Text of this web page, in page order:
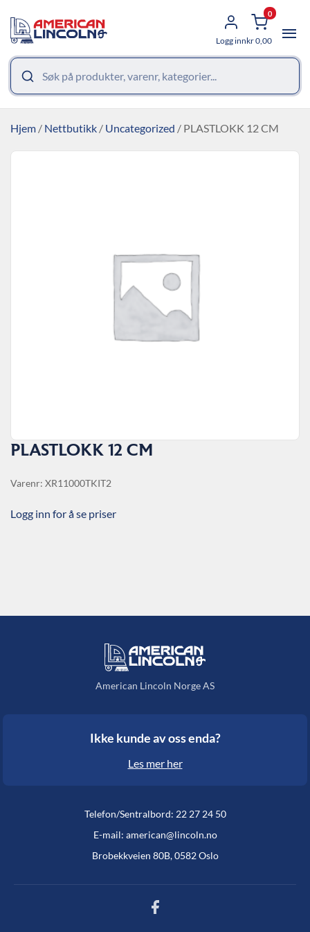
Logg inn
0
kr0,00
Hjem / Nettbutikk / Uncategorized / PLASTLOKK 12 CM
PLASTLOKK 12 CM
Varenr: XR11000TKIT2
Logg inn for å se priser
American Lincoln Norge AS
Ikke kunde av oss enda?
Les mer her
Telefon/Sentralbord: 22 27 24 50
E-mail: american@lincoln.no
Brobekkveien 80B, 0582 Oslo
Facebook